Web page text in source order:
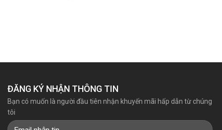
ĐĂNG KÝ NHẬN THÔNG TIN
Bạn có muốn là người đầu tiên nhận khuyến mãi hấp dẫn từ chúng
tôi